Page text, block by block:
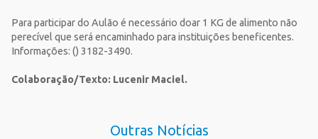
Para participar do Aulão é necessário doar 1 KG de alimento não
perecível que será encaminhado para instituições beneficentes.
Informações: () 3182-3490.
Colaboração/Texto: Lucenir Maciel.
Outras Notícias